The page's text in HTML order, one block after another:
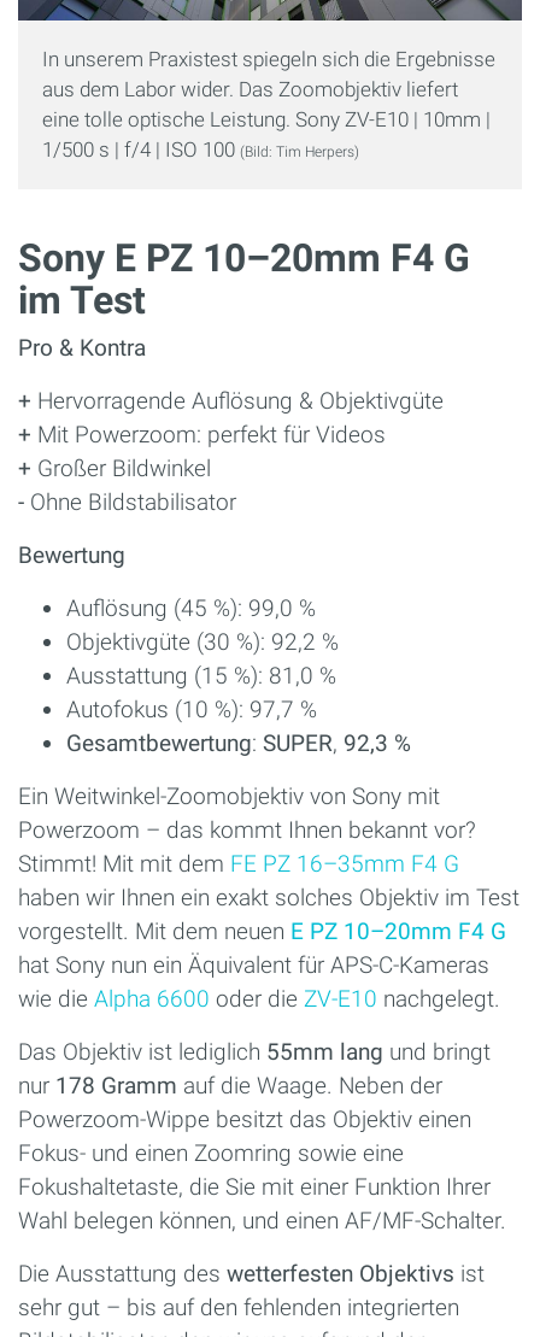
In unserem Praxistest spiegeln sich die Ergebnisse
aus dem Labor wider. Das Zoomobjektiv liefert
eine tolle optische Leistung. Sony ZV-E10 | 10mm |
1/500 s | f/4 | ISO 100 (Bild: Tim Herpers)
Sony E PZ 10–20mm F4 G
im Test
Pro & Kontra
+ Hervorragende Auflösung & Objektivgüte
+ Mit Powerzoom: perfekt für Videos
+ Großer Bildwinkel
- Ohne Bildstabilisator
Bewertung
Auflösung (45 %): 99,0 %
Objektivgüte (30 %): 92,2 %
Ausstattung (15 %): 81,0 %
Autofokus (10 %): 97,7 %
Gesamtbewertung: SUPER, 92,3 %
Ein Weitwinkel-Zoomobjektiv von Sony mit
Powerzoom – das kommt Ihnen bekannt vor?
Stimmt! Mit mit dem FE PZ 16–35mm F4 G
haben wir Ihnen ein exakt solches Objektiv im Test
vorgestellt. Mit dem neuen E PZ 10–20mm F4 G
hat Sony nun ein Äquivalent für APS-C-Kameras
wie die Alpha 6600 oder die ZV-E10 nachgelegt.
Das Objektiv ist lediglich 55mm lang und bringt
nur 178 Gramm auf die Waage. Neben der
Powerzoom-Wippe besitzt das Objektiv einen
Fokus- und einen Zoomring sowie eine
Fokushaltetaste, die Sie mit einer Funktion Ihrer
Wahl belegen können, und einen AF/MF-Schalter.
Die Ausstattung des wetterfesten Objektivs ist
sehr gut – bis auf den fehlenden integrierten